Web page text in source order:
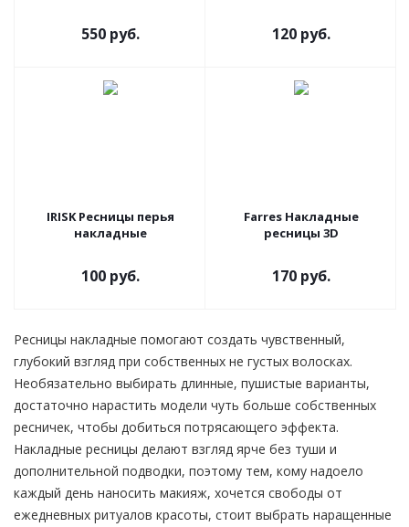
550 руб. 120 руб.
IRISK Ресницы перья
накладные
100 руб.
Farres Накладные
ресницы 3D
170 руб.
Ресницы накладные помогают создать чувственный,
глубокий взгляд при собственных не густых волосках.
Необязательно выбирать длинные, пушистые варианты,
достаточно нарастить модели чуть больше собственных
ресничек, чтобы добиться потрясающего эффекта.
Накладные ресницы делают взгляд ярче без туши и
дополнительной подводки, поэтому тем, кому надоело
каждый день наносить макияж, хочется свободы от
ежедневных ритуалов красоты, стоит выбрать наращенные